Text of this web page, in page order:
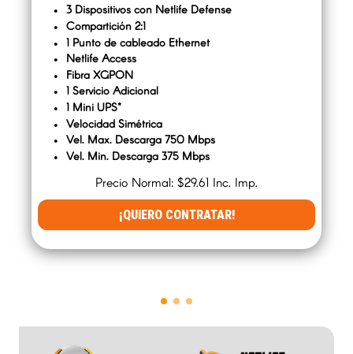
3 Dispositivos con Netlife Defense
Compartición 2:1
1 Punto de cableado Ethernet
Netlife Access
Fibra XGPON
1 Servicio Adicional
1 Mini UPS*
Velocidad Simétrica
Vel. Max. Descarga 750 Mbps
Vel. Min. Descarga 375 Mbps
Precio Normal: $29.61 Inc. Imp.
¡QUIERO CONTRATAR!